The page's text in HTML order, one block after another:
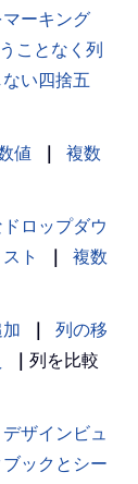
ーキング
ことなく列
い四捨五
値
複数
ロップダウ
ト
複数
列の移
列を比較
デザインビュ
ブックとシー